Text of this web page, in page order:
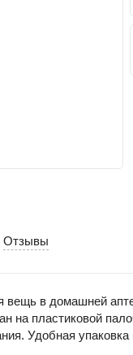
Отзывы
в домашней
на пластиковой
Удобная